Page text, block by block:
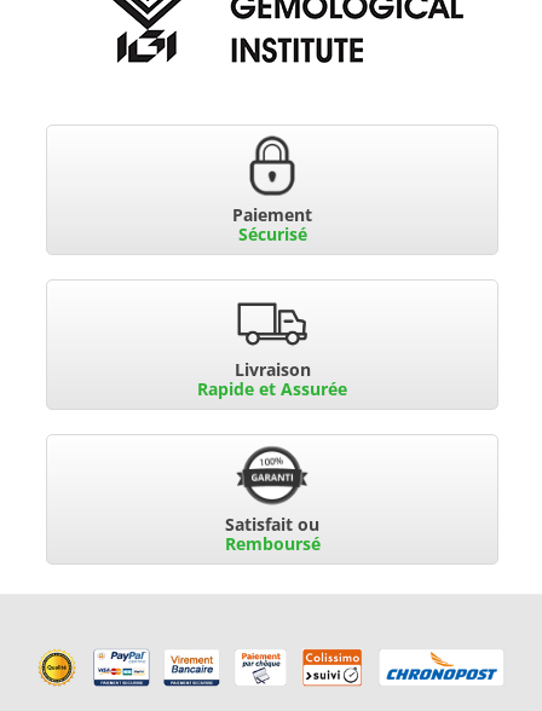
Paiement
Sécurisé
Livraison
Rapide et Assurée
Satisfait ou
Remboursé